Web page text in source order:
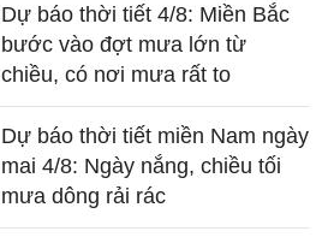
Dự báo thời tiết 4/8: Miền Bắc
bước vào đợt mưa lớn từ
chiều, có nơi mưa rất to
Dự báo thời tiết miền Nam ngày
mai 4/8: Ngày nắng, chiều tối
mưa dông rải rác